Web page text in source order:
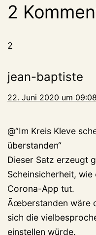
2
2
jean-baptiste
22. Juni 2020 um
@“Im Kreis Kleve
überstanden“
Dieser Satz erzeugt
Scheinsicherheit,
Corona-App tut.
Ãœberstanden wäre
sich die
einstellen würde.